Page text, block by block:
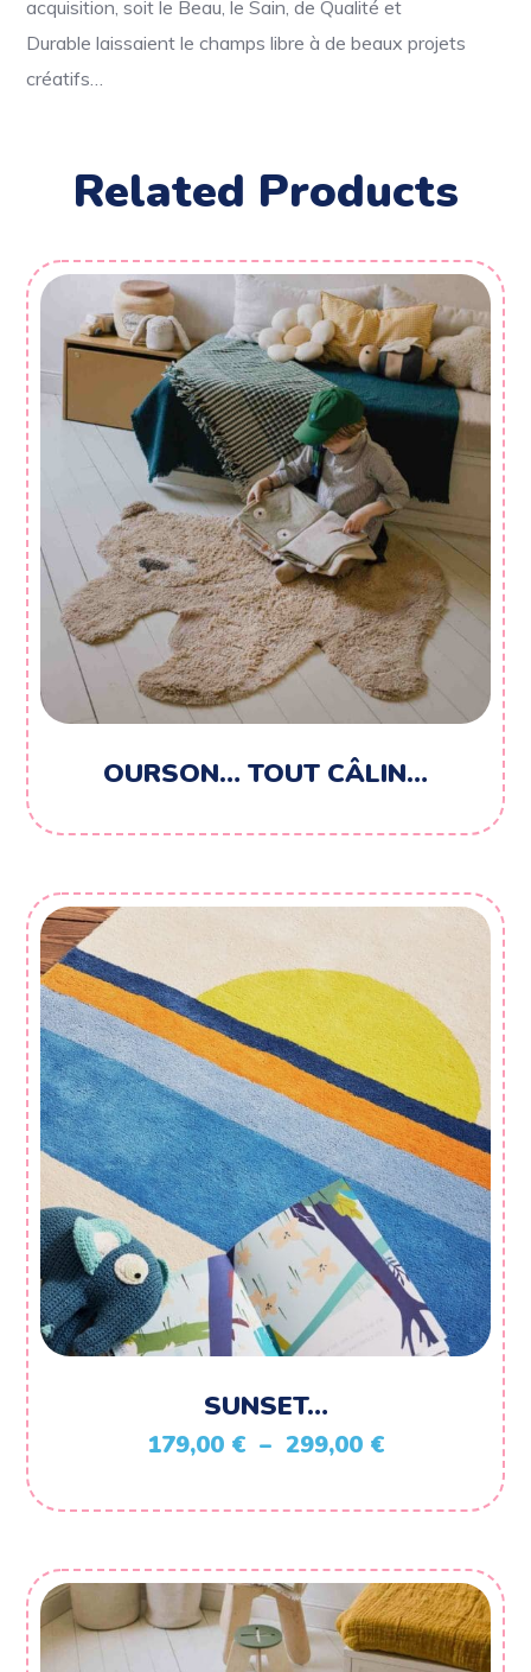
acquisition, soit le Beau, le Sain, de Qualité et
Durable laissaient le champs libre à de beaux projets
créatifs…
Related Products
OURSON… TOUT CÂLIN…
SUNSET…
179,00 € – 299,00 €Plage
prix :
à
299,00 €